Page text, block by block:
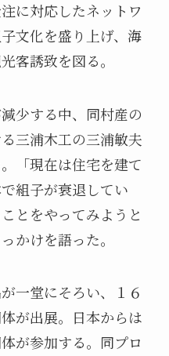
に対応したネットワ
文化を盛り上げ、海
客誘致を図る。
少する中、同村産の
三浦木工の三浦敏夫
「現在は住宅を建て
組子が衰退してい
とをやってみようと
かけを語った。
一堂にそろい、１６
が出展。日本からは
が参加する。同プロ